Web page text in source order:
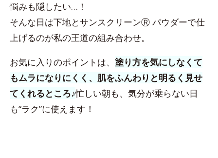
悩みも隠したい…！
そんな日は下地とサンスクリーンⓇ パウダーで仕
上げるのが私の王道の組み合わせ。
お気に入りのポイントは、 塗り方を気にしなくて
もムラになりにくく、肌をふんわりと明るく見せ
てくれるところ♪忙しい朝も、気分が乗らない日
も“ラク”に使えます！